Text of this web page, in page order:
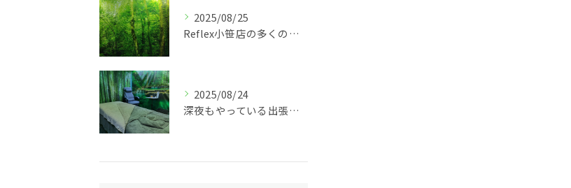
2025/08/25
Reflex小笹店の多くのメニューやクーポン 最新情報！
2025/08/24
深夜もやっている出張整体リラクゼーション！ご自宅までお伺いします。